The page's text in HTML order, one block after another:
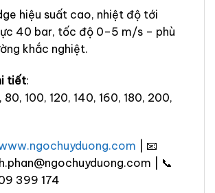
hiệu suất cao, nhiệt độ tới
40 bar, tốc độ 0–5 m/s – phù
khắc nghiệt.
tiết:
100, 120, 140, 160, 180, 200,
| 📧
| 📞
399 174